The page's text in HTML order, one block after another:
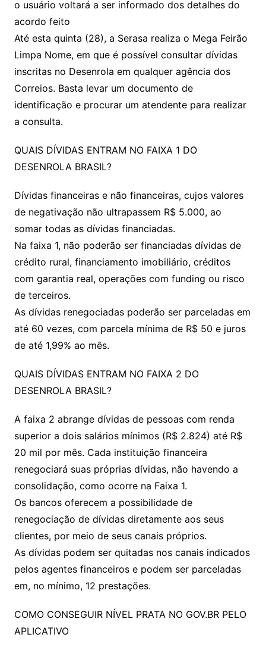
o usuário voltará a ser informado dos detalhes do
acordo feito
Até esta quinta (28), a Serasa realiza o Mega Feirão
Limpa Nome, em que é possível consultar dívidas
inscritas no Desenrola em qualquer agência dos
Correios. Basta levar um documento de
identificação e procurar um atendente para realizar
a consulta.
QUAIS DÍVIDAS ENTRAM NO FAIXA 1 DO
DESENROLA BRASIL?
Dívidas financeiras e não financeiras, cujos valores
de negativação não ultrapassem R$ 5.000, ao
somar todas as dívidas financiadas.
Na faixa 1, não poderão ser financiadas dívidas de
crédito rural, financiamento imobiliário, créditos
com garantia real, operações com funding ou risco
de terceiros.
As dívidas renegociadas poderão ser parceladas em
até 60 vezes, com parcela mínima de R$ 50 e juros
de até 1,99% ao mês.
QUAIS DÍVIDAS ENTRAM NO FAIXA 2 DO
DESENROLA BRASIL?
A faixa 2 abrange dívidas de pessoas com renda
superior a dois salários mínimos (R$ 2.824) até R$
20 mil por mês. Cada instituição financeira
renegociará suas próprias dívidas, não havendo a
consolidação, como ocorre na Faixa 1.
Os bancos oferecem a possibilidade de
renegociação de dívidas diretamente aos seus
clientes, por meio de seus canais próprios.
As dívidas podem ser quitadas nos canais indicados
pelos agentes financeiros e podem ser parceladas
em, no mínimo, 12 prestações.
COMO CONSEGUIR NÍVEL PRATA NO GOV.BR PELO
APLICATIVO